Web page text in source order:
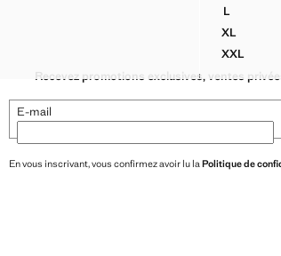
COTON MOTIF
COTON MOTIF
COTON MOTIF
LT-SHIRT
XLT-SHIRT
XXLT-SHIRT
Recevez promotions exclusives, ventes
E-mail
En vous inscrivant, vous confirmez avoir lu la Politique de